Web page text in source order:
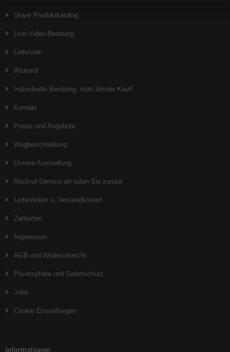
Unser Produktkatalog
Live-Video-Beratung
Lieferzeit
Widerruf
Individuelle Beratung, statt blinder Kauf!
Kontakt
Preise und Angebote
Wegbeschreibung
Unsere Ausstellung
Rückruf-Service wir rufen Sie zurück
Lieferzeiten u. Versandkosten
Zahlarten
Impressum
AGB und Widerrufsrecht
Privatsphäre und Datenschutz
Jobs
Cookie Einstellungen